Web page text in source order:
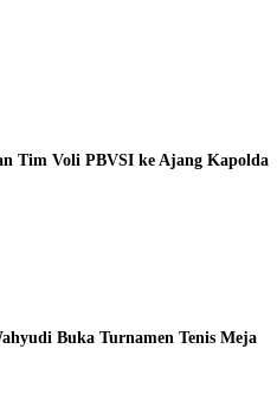
Tim Voli PBVSI ke Ajang Kapolda
Buka Turnamen Tenis Meja